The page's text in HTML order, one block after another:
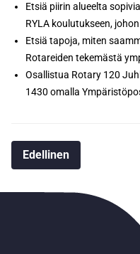
Etsiä piirin alueelta
RYLA koulutukseen,
Etsiä tapoja, miten
Rotareiden tekemästä
Osallistua Rotary 120
1430 omalla
Edellinen